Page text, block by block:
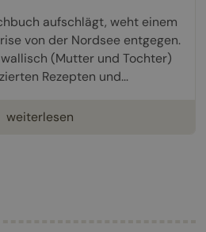
aufschlägt, weht einem
von der Nordsee entgegen.
(Mutter und Tochter)
Rezepten und...
weiterlesen